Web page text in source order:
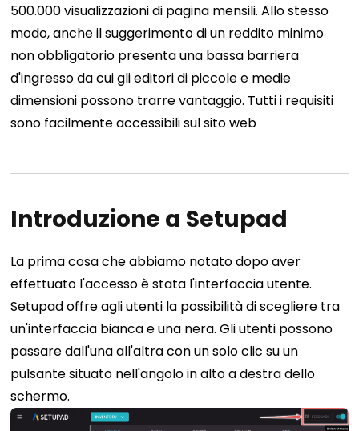
500.000 visualizzazioni di pagina mensili. Allo stesso
modo, anche il suggerimento di un reddito minimo
non obbligatorio presenta una bassa barriera
d'ingresso da cui gli editori di piccole e medie
dimensioni possono trarre vantaggio. Tutti i requisiti
sono facilmente accessibili sul sito web
Introduzione a Setupad
La prima cosa che abbiamo notato dopo aver
effettuato l'accesso è stata l'interfaccia utente.
Setupad offre agli utenti la possibilità di scegliere tra
un'interfaccia bianca e una nera. Gli utenti possono
passare dall'una all'altra con un solo clic su un
pulsante situato nell'angolo in alto a destra dello
schermo.